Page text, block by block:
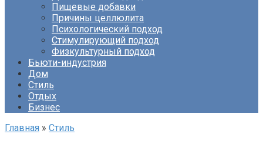
Пищевые добавки
Причины целлюлита
Психологический подход
Стимулирующий подход
Физкультурный подход
Бьюти-индустрия
Дом
Стиль
Отдых
Бизнес
Главная » Стиль